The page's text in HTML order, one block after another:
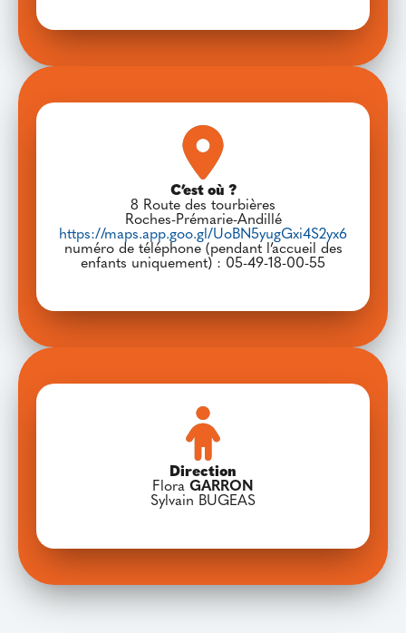
C’est où ?
8 Route des tourbières
Roches-Prémarie-Andillé
https://maps.app.goo.gl/UoBN5yugGxi4S2yx6
numéro de téléphone (pendant l’accueil des
enfants uniquement) : 05-49-18-00-55
Direction
Flora GARRON
Sylvain BUGEAS